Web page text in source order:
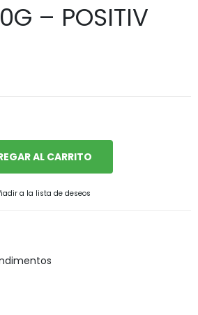
– POSITIV
AL CARRITO
a la lista de deseos